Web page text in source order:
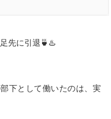
先に引退🍵♨️
下として働いたのは、実